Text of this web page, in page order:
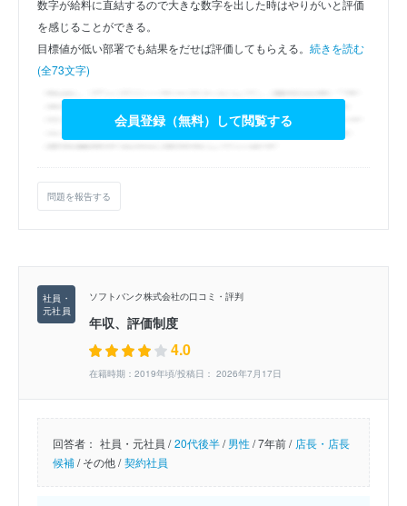
数字が給料に直結するので大きな数字を出した時はやりがいと評価
を感じることができる。
目標値が低い部署でも結果をだせば評価してもらえる。 続きを読む
(全73文字)
会員登録（無料）して閲覧する
問題を報告する
ソフトバンク株式会社の口コミ・評判
年収、評価制度
4.0
在籍時期：2019年頃/投稿日： 2026年7月17日
回答者： 社員・元社員 / 20代後半/男性/7年前 / 店長・店長
候補/その他 / 契約社員